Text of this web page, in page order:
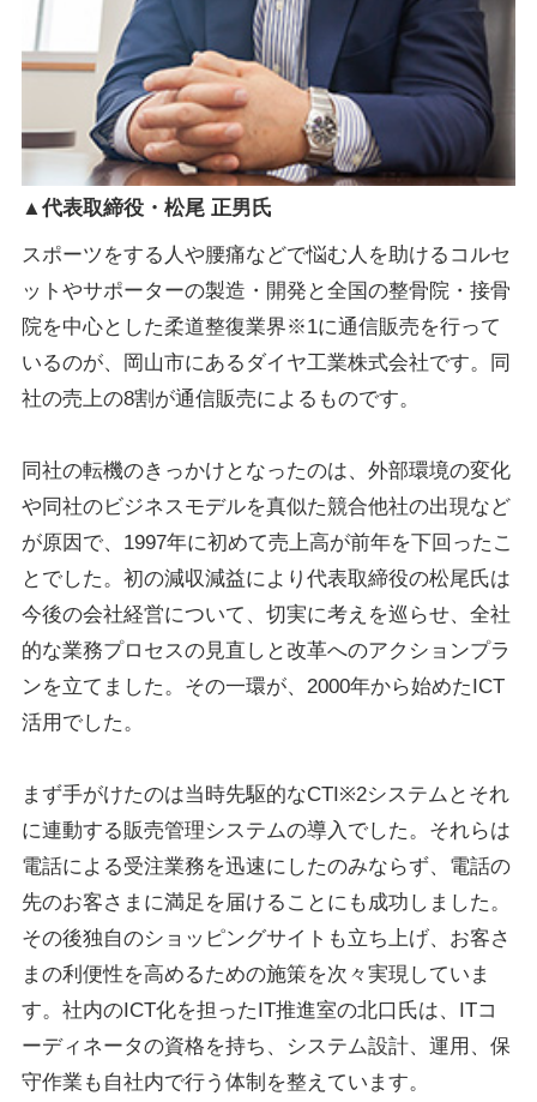
▲代表取締役・松尾 正男氏
スポーツをする人や腰痛などで悩む人を助けるコルセ
ットやサポーターの製造・開発と全国の整骨院・接骨
院を中心とした柔道整復業界※1に通信販売を行って
いるのが、岡山市にあるダイヤ工業株式会社です。同
社の売上の8割が通信販売によるものです。
同社の転機のきっかけとなったのは、外部環境の変化
や同社のビジネスモデルを真似た競合他社の出現など
が原因で、1997年に初めて売上高が前年を下回ったこ
とでした。初の減収減益により代表取締役の松尾氏は
今後の会社経営について、切実に考えを巡らせ、全社
的な業務プロセスの見直しと改革へのアクションプラ
ンを立てました。その一環が、2000年から始めたICT
活用でした。
まず手がけたのは当時先駆的なCTI※2システムとそれ
に連動する販売管理システムの導入でした。それらは
電話による受注業務を迅速にしたのみならず、電話の
先のお客さまに満足を届けることにも成功しました。
その後独自のショッピングサイトも立ち上げ、お客さ
まの利便性を高めるための施策を次々実現していま
す。社内のICT化を担ったIT推進室の北口氏は、ITコ
ーディネータの資格を持ち、システム設計、運用、保
守作業も自社内で行う体制を整えています。